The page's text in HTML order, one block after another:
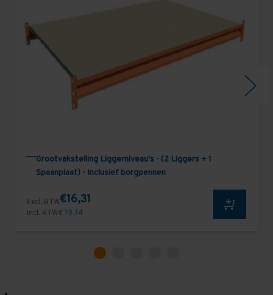
Grootvakstelling Liggerniveau's - (2 Liggers + 1
Spaanplaat) - Inclusief borgpennen
Excl. BTW€16,31
Incl. BTW€ 19,74